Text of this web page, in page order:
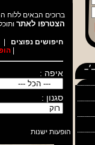
ברוכים הבאים ללוח
הצטרפו לאתר
חיפושים נפוצים
איפה :
סגנון :
הופעות ישנות